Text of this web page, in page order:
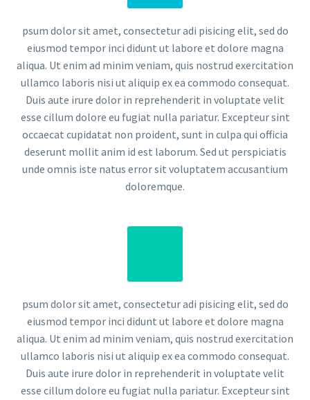
psum dolor sit amet, consectetur adi pisicing elit, sed do
eiusmod tempor inci didunt ut labore et dolore magna
aliqua. Ut enim ad minim veniam, quis nostrud exercitation
ullamco laboris nisi ut aliquip ex ea commodo consequat.
Duis aute irure dolor in reprehenderit in voluptate velit
esse cillum dolore eu fugiat nulla pariatur. Excepteur sint
occaecat cupidatat non proident, sunt in culpa qui officia
deserunt mollit anim id est laborum. Sed ut perspiciatis
unde omnis iste natus error sit voluptatem accusantium
doloremque.
psum dolor sit amet, consectetur adi pisicing elit, sed do
eiusmod tempor inci didunt ut labore et dolore magna
aliqua. Ut enim ad minim veniam, quis nostrud exercitation
ullamco laboris nisi ut aliquip ex ea commodo consequat.
Duis aute irure dolor in reprehenderit in voluptate velit
esse cillum dolore eu fugiat nulla pariatur. Excepteur sint